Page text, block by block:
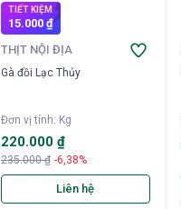
TIẾT KIỆM
15.000 ₫
THỊT NỘI ĐỊA
Gà đồi Lạc Thủy
Đơn vị tính: Kg
220.000 ₫
235.000 ₫ -6,38%
Liên hệ